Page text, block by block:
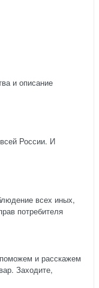
и описание
России. И
всех иных,
потребителя
и расскажем
Заходите,